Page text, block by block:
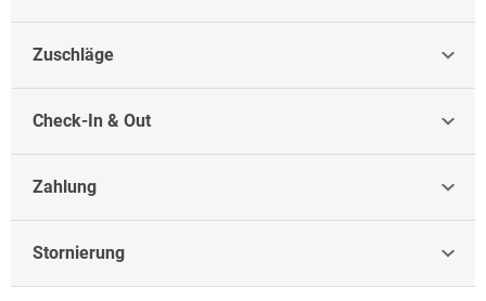
Zuschläge
Check-In & Out
Zahlung
Stornierung